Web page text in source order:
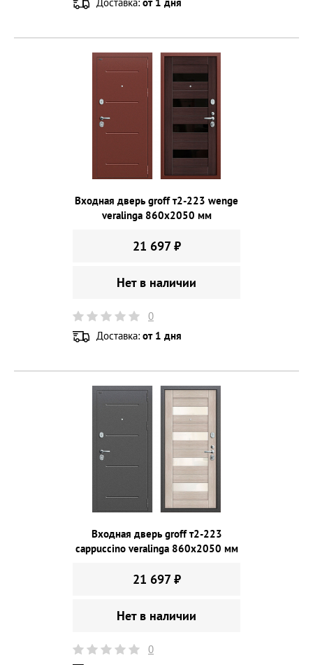
Входная дверь groff т2-223 wenge
veralinga 860х2050 мм
21 697 ₽
Нет в наличии
0
Доставка: от 1 дня
Входная дверь groff т2-223
cappuccino veralinga 860х2050 мм
21 697 ₽
Нет в наличии
0